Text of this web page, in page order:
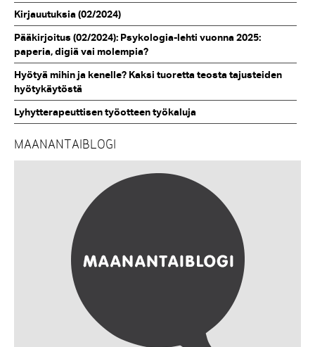
Kirjauutuksia (02/2024)
Pääkirjoitus (02/2024): Psykologia-lehti vuonna 2025:
paperia, digiä vai molempia?
Hyötyä mihin ja kenelle? Kaksi tuoretta teosta tajusteiden
hyötykäytöstä
Lyhytterapeuttisen työotteen työkaluja
MAANANTAIBLOGI